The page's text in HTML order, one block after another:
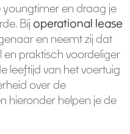
en draag je
Bij operational lease
en neemt zij dat
en praktisch voordeliger
leeftijd van het voertuig
over de
hieronder helpen je de